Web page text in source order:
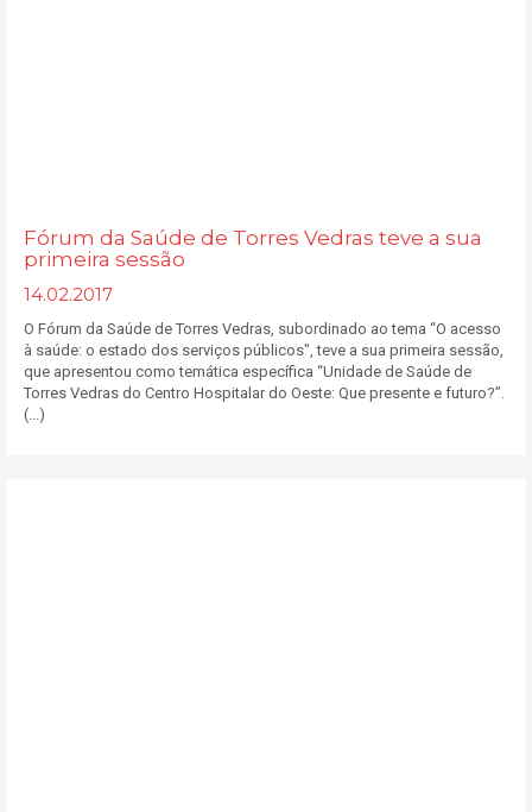
Fórum da Saúde de Torres Vedras teve a sua
primeira sessão
14.02.2017
O Fórum da Saúde de Torres Vedras, subordinado ao tema “O acesso
à saúde: o estado dos serviços públicos", teve a sua primeira sessão,
que apresentou como temática específica “Unidade de Saúde de
Torres Vedras do Centro Hospitalar do Oeste: Que presente e futuro?”.
(...)